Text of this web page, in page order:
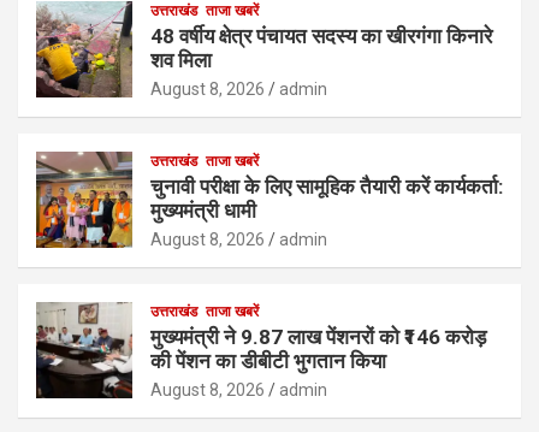
उत्तराखंड ताजा खबरें
48 वर्षीय क्षेत्र पंचायत सदस्य का खीरगंगा किनारे
शव मिला
August 8, 2026 admin
उत्तराखंड ताजा खबरें
चुनावी परीक्षा के लिए सामूहिक तैयारी करें कार्यकर्ता:
मुख्यमंत्री धामी
August 8, 2026 admin
उत्तराखंड ताजा खबरें
मुख्यमंत्री ने 9.87 लाख पेंशनरों को ₹146 करोड़
की पेंशन का डीबीटी भुगतान किया
August 8, 2026 admin